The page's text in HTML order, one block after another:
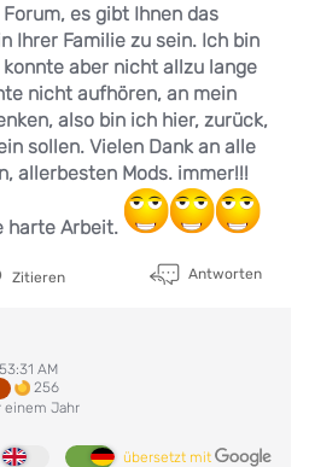
es gibt Ihnen das
Ihrer Familie zu sein. Ich bin
aber nicht allzu lange
nicht aufhören, an mein
also bin ich hier, zurück,
sollen. Vielen Dank an alle
allerbesten Mods. immer!!!
harte Arbeit.
Zitieren Antworten
AM
256
einem Jahr
übersetzt mit